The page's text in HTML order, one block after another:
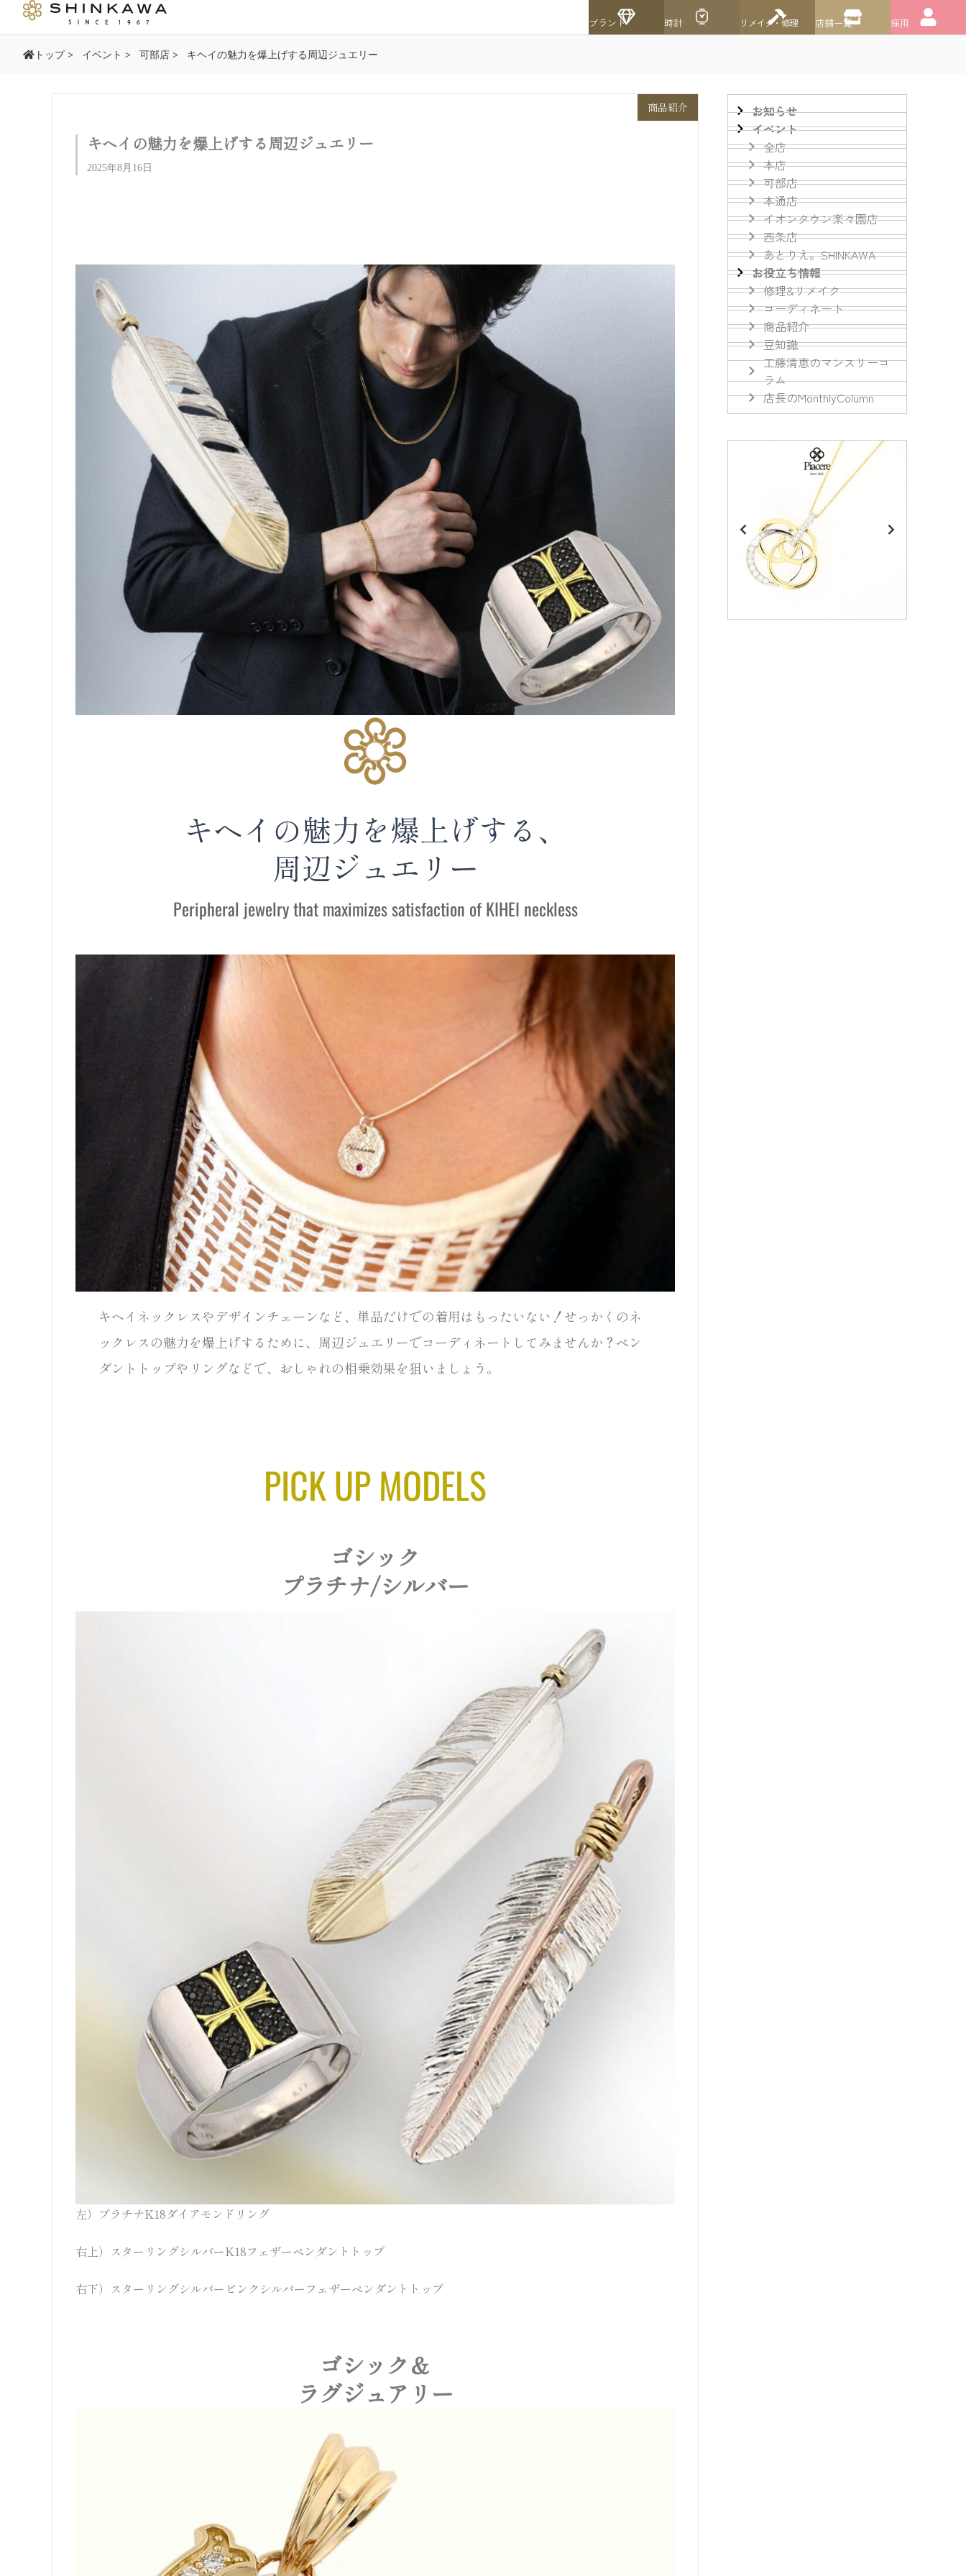
ブランド 時計 リメイク・修理 店舗一覧 採用
トップ > イベント > 可部店 > キヘイの魅力を爆上げする周辺ジュエリー
可部店
可部店
商品紹介
キヘイの魅力を爆上げする周辺ジュエリー
2025年8月16日
キヘイの魅力を爆上げする、
周辺ジュエリー
Peripheral jewelry that maximizes satisfaction of KIHEI neckless
キヘイネックレスやデザインチェーンなど、単品だけでの着用はもったいない！せっかくのネ
ックレスの魅力を爆上げするために、周辺ジュエリーでコーディネートしてみませんか？ペン
ダントトップやリングなどで、おしゃれの相乗効果を狙いましょう。
PICK UP MODELS
ゴシック
プラチナ/シルバー
左）プラチナK18ダイアモンドリング
右上）スターリングシルバーK18フェザーペンダントトップ
右下）スターリングシルバーピンクシルバーフェザーペンダントトップ
ゴシック＆
ラグジュアリー
お知らせ
イベント
全店
本店
可部店
本通店
イオンタウン楽々園店
西条店
あとりえ。SHINKAWA
お役立ち情報
修理&リメイク
コーディネート
商品紹介
豆知識
工藤清恵のマンスリーコ
ラム
店長のMonthlyColumn